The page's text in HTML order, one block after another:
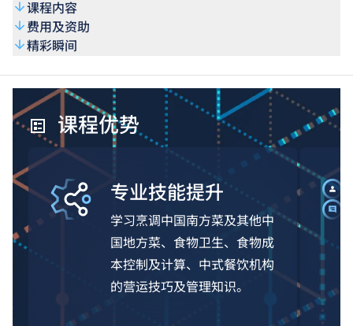
课程内容
费用及资助
精彩瞬间
课程优势
专业技能提升
学习烹调中国南方菜及其他中
国地方菜、食物卫生、食物成
本控制及计算、中式餐饮机构
的营运技巧及管理知识。